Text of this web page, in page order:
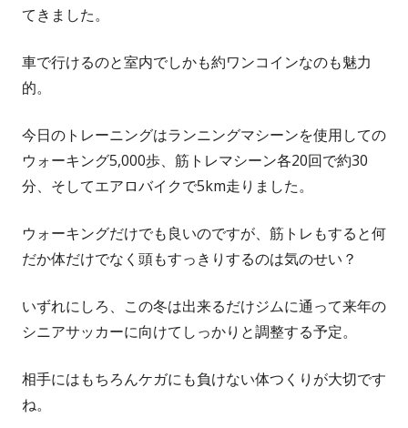
てきました。
車で行けるのと室内でしかも約ワンコインなのも魅力
的。
今日のトレーニングはランニングマシーンを使用しての
ウォーキング5,000歩、筋トレマシーン各20回で約30
分、そしてエアロバイクで5km走りました。
ウォーキングだけでも良いのですが、筋トレもすると何
だか体だけでなく頭もすっきりするのは気のせい？
いずれにしろ、この冬は出来るだけジムに通って来年の
シニアサッカーに向けてしっかりと調整する予定。
相手にはもちろんケガにも負けない体つくりが大切です
ね。